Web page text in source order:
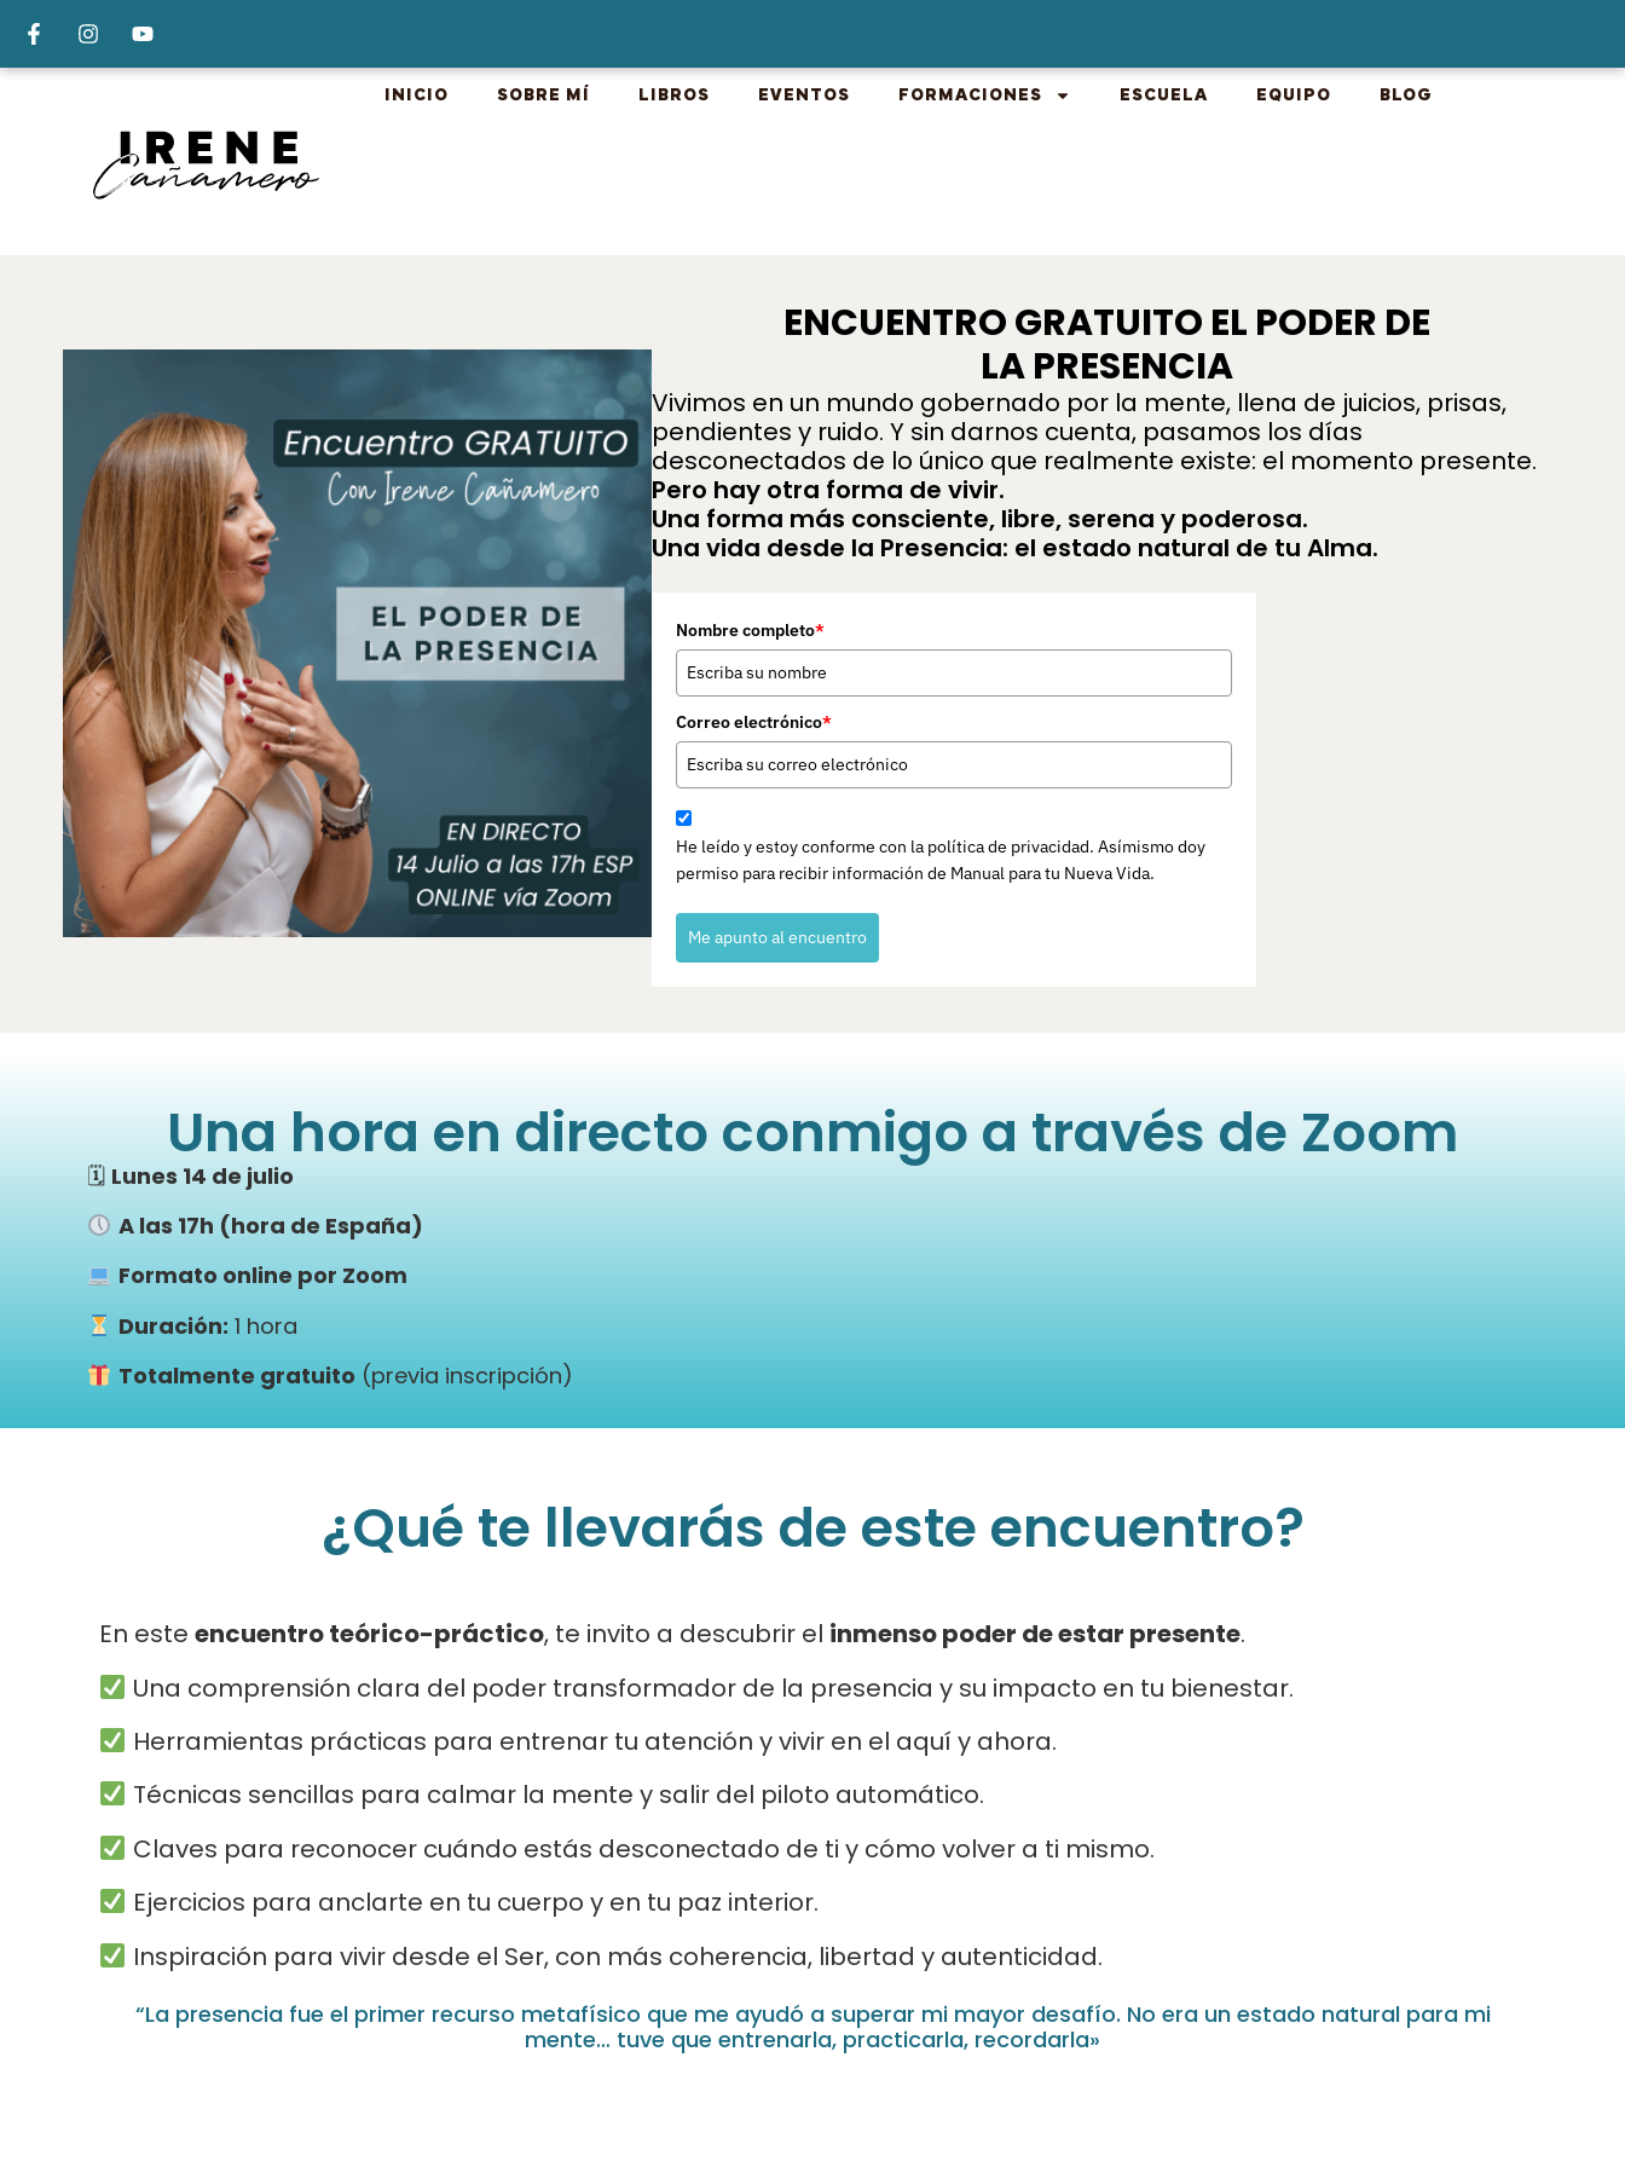
INICIO SOBRE MÍ LIBROS EVENTOS FORMACIONES ESCUELA EQUIPO BLOG
ENCUENTRO GRATUITO EL PODER DE
LA PRESENCIA
Vivimos en un mundo gobernado por la mente, llena de juicios, prisas,
pendientes y ruido. Y sin darnos cuenta, pasamos los días
desconectados de lo único que realmente existe: el momento presente.
Pero hay otra forma de vivir.
Una forma más consciente, libre, serena y poderosa.
Una vida desde la Presencia: el estado natural de tu Alma.
Nombre completo*
Correo electrónico*
He leído y estoy conforme con la política de privacidad. Asímismo doy
permiso para recibir información de Manual para tu Nueva Vida.
Me apunto al encuentro
Una hora en directo conmigo a través de Zoom
🗓 Lunes 14 de julio
A las 17h (hora de España)
Formato online por Zoom
Duración: 1 hora
Totalmente gratuito (previa inscripción)
¿Qué te llevarás de este encuentro?
En este encuentro teórico-práctico, te invito a descubrir el inmenso poder de estar presente.
Una comprensión clara del poder transformador de la presencia y su impacto en tu bienestar.
Herramientas prácticas para entrenar tu atención y vivir en el aquí y ahora.
Técnicas sencillas para calmar la mente y salir del piloto automático.
Claves para reconocer cuándo estás desconectado de ti y cómo volver a ti mismo.
Ejercicios para anclarte en tu cuerpo y en tu paz interior.
Inspiración para vivir desde el Ser, con más coherencia, libertad y autenticidad.
“La presencia fue el primer recurso metafísico que me ayudó a superar mi mayor desafío. No era un estado natural para mi
mente… tuve que entrenarla, practicarla, recordarla»